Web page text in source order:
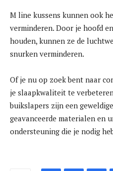
M line kussens kunnen ook
verminderen. Door je hoofd
houden, kunnen ze de
snurken verminderen.
Of je nu op zoek bent naar
je slaapkwaliteit te
buikslapers zijn een
geavanceerde materialen en
ondersteuning die je nodig